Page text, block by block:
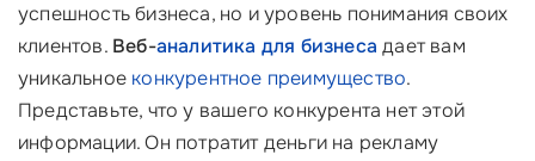
успешность бизнеса, но и уровень понимания своих
клиентов. Веб-аналитика для бизнеса дает вам
уникальное конкурентное преимущество.
Представьте, что у вашего конкурента нет этой
информации. Он потратит деньги на рекламу